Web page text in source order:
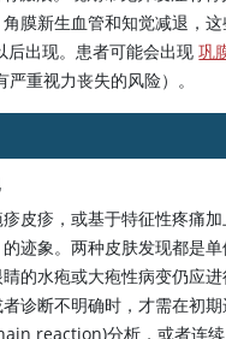
膜新生血管和知觉减退，
后出现。患者可能会出现巩
重视力丧失的风险）。
皮疹，或基于特征性疼痛
迹象。两种皮肤发现都是单
的水疱或大疱性病变仍应
诊断不明确时，才需在初
reaction)分析，或者连